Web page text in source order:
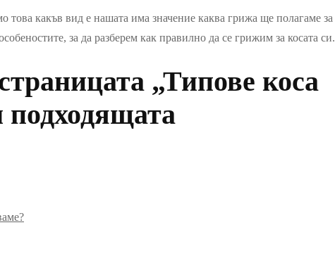
това какъв вид е нашата има значение каква грижа ще полагаме за
за да разберем как правилно да се грижим за косата си.
„Типове коса
подходящата